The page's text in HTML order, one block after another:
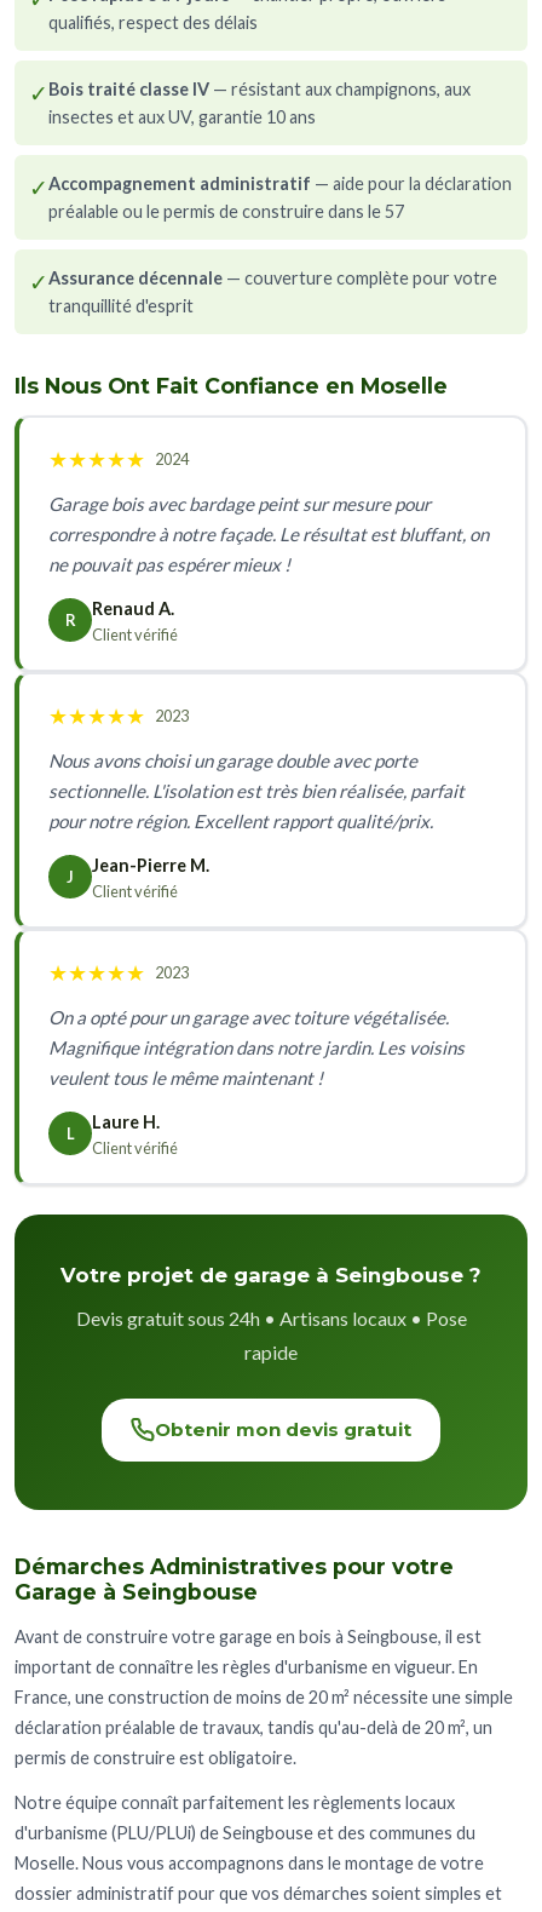
qualifiés, respect des délais
✓ Bois traité classe IV — résistant aux champignons, aux
insectes et aux UV, garantie 10 ans
✓Accompagnement administratif — aide pour la déclaration
préalable ou le permis de construire dans le 57
✓Assurance décennale — couverture complète pour votre
tranquillité d'esprit
Ils Nous Ont Fait Confiance en Moselle
★★★★★ 2024
Garage bois avec bardage peint sur mesure pour
correspondre à notre façade. Le résultat est bluffant, on
ne pouvait pas espérer mieux !
R
Renaud A.
Client vérifié
★★★★★ 2023
Nous avons choisi un garage double avec porte
sectionnelle. L'isolation est très bien réalisée, parfait
pour notre région. Excellent rapport qualité/prix.
J
Jean-Pierre M.
Client vérifié
★★★★★ 2023
On a opté pour un garage avec toiture végétalisée.
Magnifique intégration dans notre jardin. Les voisins
veulent tous le même maintenant !
L
Laure H.
Client vérifié
Votre projet de garage à Seingbouse ?
Devis gratuit sous 24h • Artisans locaux • Pose
rapide
Obtenir mon devis gratuit
Démarches Administratives pour votre
Garage à Seingbouse
Avant de construire votre garage en bois à Seingbouse, il est
important de connaître les règles d'urbanisme en vigueur. En
France, une construction de moins de 20 m² nécessite une simple
déclaration préalable de travaux, tandis qu'au-delà de 20 m², un
permis de construire est obligatoire.
Notre équipe connaît parfaitement les règlements locaux
d'urbanisme (PLU/PLUi) de Seingbouse et des communes du
Moselle. Nous vous accompagnons dans le montage de votre
dossier administratif pour que vos démarches soient simples et